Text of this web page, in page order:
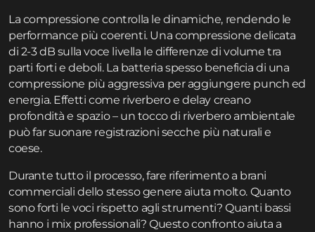
La compressione controlla le dinamiche, rendendo le
performance più coerenti. Una compressione delicata
di 2-3 dB sulla voce livella le differenze di volume tra
parti forti e deboli. La batteria spesso beneficia di una
compressione più aggressiva per aggiungere punch ed
energia. Effetti come riverbero e delay creano
profondità e spazio – un tocco di riverbero ambientale
può far suonare registrazioni secche più naturali e
coese.
Durante tutto il processo, fare riferimento a brani
commerciali dello stesso genere aiuta molto. Quanto
sono forti le voci rispetto agli strumenti? Quanti bassi
hanno i mix professionali? Questo confronto aiuta a